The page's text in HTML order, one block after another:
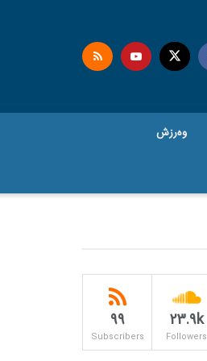
وەرزش
23.9k
Followers
99
Subscribers